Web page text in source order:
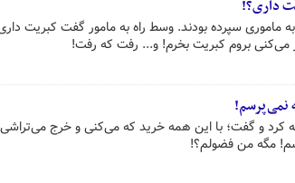
داری؟!
به ماموری سپرده بودند. وسط راه به مامور گفت کبریت
می‌کنی بروم کبریت بخرم! و... رفت که رفت!
نمی‌پرسم!
کرد و گفت؛ با این همه خرید که می‌کنی و خرج می‌تراشی،
مگه من فضولم؟!